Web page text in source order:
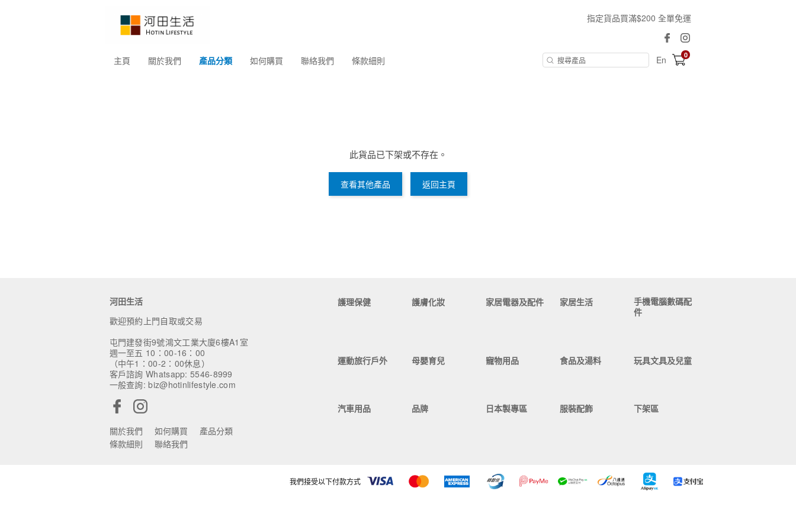
指定貨品買滿$200 全單免運
主頁 關於我們 產品分類 如何購買 聯絡我們 條款細則 En 0
此貨品已下架或不存在。
查看其他產品 返回主頁
河田生活
歡迎預約上門自取或交易
屯門建發街9號鴻文工業大廈6樓A1室
週一至五 10：00-16：00
（中午1：00-2：00休息）
客戶諮詢 Whatsapp: 5546-8999
一般查詢: biz@hotinlifestyle.com
關於我們 如何購買
產品分類
條款細則
聯絡我們
護理保健 護膚化妝 家居電器及配件 家居生活
手機電腦數碼配
件
運動旅行戶外 母嬰育兒 寵物用品 食品及湯料 玩具文具及兒童
汽車用品 品牌 日本製專區 服裝配飾 下架區
我們接受以下付款方式